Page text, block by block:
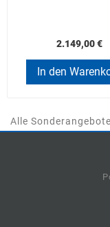
2.149,00 €
In den
Alle Sonderangebote